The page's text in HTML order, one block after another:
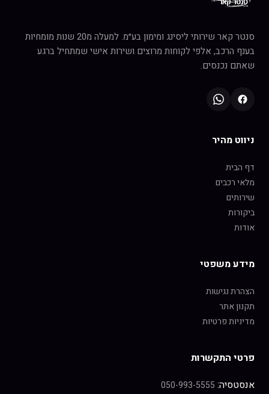
סנטר קאר שירותי ליסינג ומימון בע״מ. למעלה מ20 שנות מומחיות
בענף הרכב, אלפי לקוחות מרוצים ושירות אישי שמתחיל ברגע
שאתם נכנסים.
ניווט מהיר
דף הבית
מלאי רכבים
שירותים
ביקורות
אודות
מידע משפטי
הצהרת נגישות
תקנון אתר
מדיניות פרטיות
פרטי התקשרות
אנסטסיה: 050-993-5555